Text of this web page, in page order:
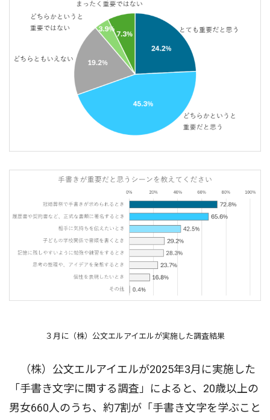
３月に（株）公文エルアイエルが実施した調査結果
（株）公文エルアイエルが2025年3月に実施した
「手書き文字に関する調査」によると、20歳以上の
男女660人のうち、約7割が「手書き文字を学ぶこと